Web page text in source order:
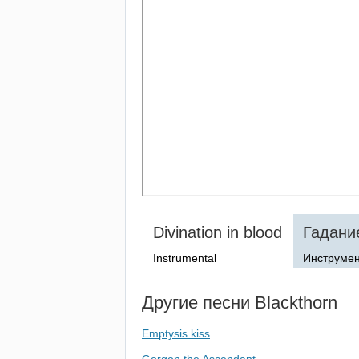
Divination in blood
Instrumental
Другие песни Blackthorn
Emptysis kiss